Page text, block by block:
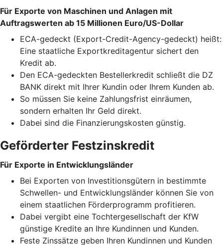
Für Exporte von Maschinen und Anlagen mit
Auftragswerten ab 15 Millionen Euro/US-Dollar
ECA-gedeckt (Export-Credit-Agency-gedeckt) heißt:
Eine staatliche Exportkreditagentur sichert den
Kredit ab.
Den ECA-gedeckten Bestellerkredit schließt die DZ
BANK direkt mit Ihrer Kundin oder Ihrem Kunden ab.
So müssen Sie keine Zahlungsfrist einräumen,
sondern erhalten Ihr Geld direkt.
Dabei sind die Finanzierungskosten günstig.
Geförderter Festzinskredit
Für Exporte in Entwicklungsländer
Bei Exporten von Investitionsgütern in bestimmte
Schwellen- und Entwicklungsländer können Sie von
einem staatlichen Förderprogramm profitieren.
Dabei vergibt eine Tochtergesellschaft der KfW
günstige Kredite an Ihre Kundinnen und Kunden.
Feste Zinssätze geben Ihren Kundinnen und Kunden